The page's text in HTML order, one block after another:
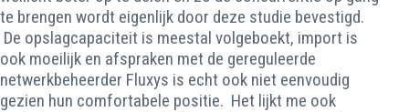
te brengen wordt eigenlijk door deze studie bevestigd.
De opslagcapaciteit is meestal volgeboekt, import is
ook moeilijk en afspraken met de gereguleerde
netwerkbeheerder Fluxys is echt ook niet eenvoudig
gezien hun comfortabele positie. Het lijkt me ook